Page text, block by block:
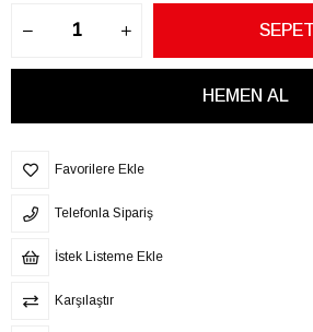
Favorilere Ekle
Telefonla Sipariş
İstek Listeme Ekle
Karşılaştır